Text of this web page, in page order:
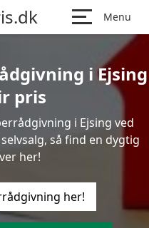
Menu
i Ejsing
pris
i Ejsing ved
så find en dygtig
her!
her!